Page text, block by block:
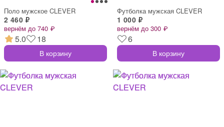
Поло мужское CLEVER
2 460 ₽
вернём до 740 ₽
5.0 18
В корзину
Футболка мужская CLEVER
1 000 ₽
вернём до 300 ₽
6
В корзину